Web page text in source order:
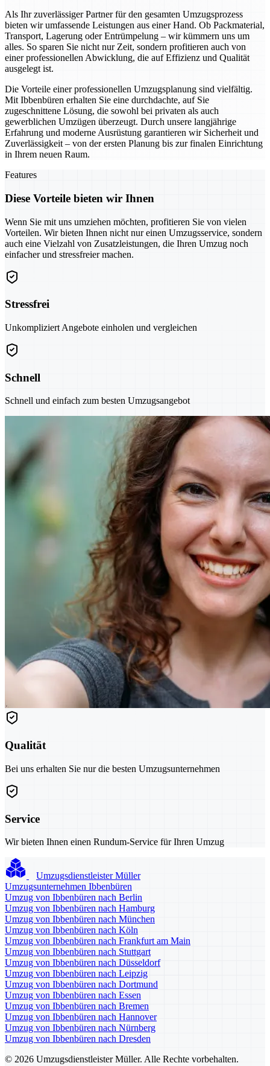
Als Ihr zuverlässiger Partner für den gesamten Umzugsprozess
bieten wir umfassende Leistungen aus einer Hand. Ob Packmaterial,
Transport, Lagerung oder Entrümpelung – wir kümmern uns um
alles. So sparen Sie nicht nur Zeit, sondern profitieren auch von
einer professionellen Abwicklung, die auf Effizienz und Qualität
ausgelegt ist.
Die Vorteile einer professionellen Umzugsplanung sind vielfältig.
Mit Ibbenbüren erhalten Sie eine durchdachte, auf Sie
zugeschnittene Lösung, die sowohl bei privaten als auch
gewerblichen Umzügen überzeugt. Durch unsere langjährige
Erfahrung und moderne Ausrüstung garantieren wir Sicherheit und
Zuverlässigkeit – von der ersten Planung bis zur finalen Einrichtung
in Ihrem neuen Raum.
Features
Diese Vorteile bieten wir Ihnen
Wenn Sie mit uns umziehen möchten, profitieren Sie von vielen
Vorteilen. Wir bieten Ihnen nicht nur einen Umzugsservice, sondern
auch eine Vielzahl von Zusatzleistungen, die Ihren Umzug noch
einfacher und stressfreier machen.
Stressfrei
Unkompliziert Angebote einholen und vergleichen
Schnell
Schnell und einfach zum besten Umzugsangebot
Qualität
Bei uns erhalten Sie nur die besten Umzugsunternehmen
Service
Wir bieten Ihnen einen Rundum-Service für Ihren Umzug
Umzugsdienstleister Müller
Umzugsunternehmen Ibbenbüren
Umzug von Ibbenbüren nach Berlin
Umzug von Ibbenbüren nach Hamburg
Umzug von Ibbenbüren nach München
Umzug von Ibbenbüren nach Köln
Umzug von Ibbenbüren nach Frankfurt am Main
Umzug von Ibbenbüren nach Stuttgart
Umzug von Ibbenbüren nach Düsseldorf
Umzug von Ibbenbüren nach Leipzig
Umzug von Ibbenbüren nach Dortmund
Umzug von Ibbenbüren nach Essen
Umzug von Ibbenbüren nach Bremen
Umzug von Ibbenbüren nach Hannover
Umzug von Ibbenbüren nach Nürnberg
Umzug von Ibbenbüren nach Dresden
© 2026 Umzugsdienstleister Müller. Alle Rechte vorbehalten.